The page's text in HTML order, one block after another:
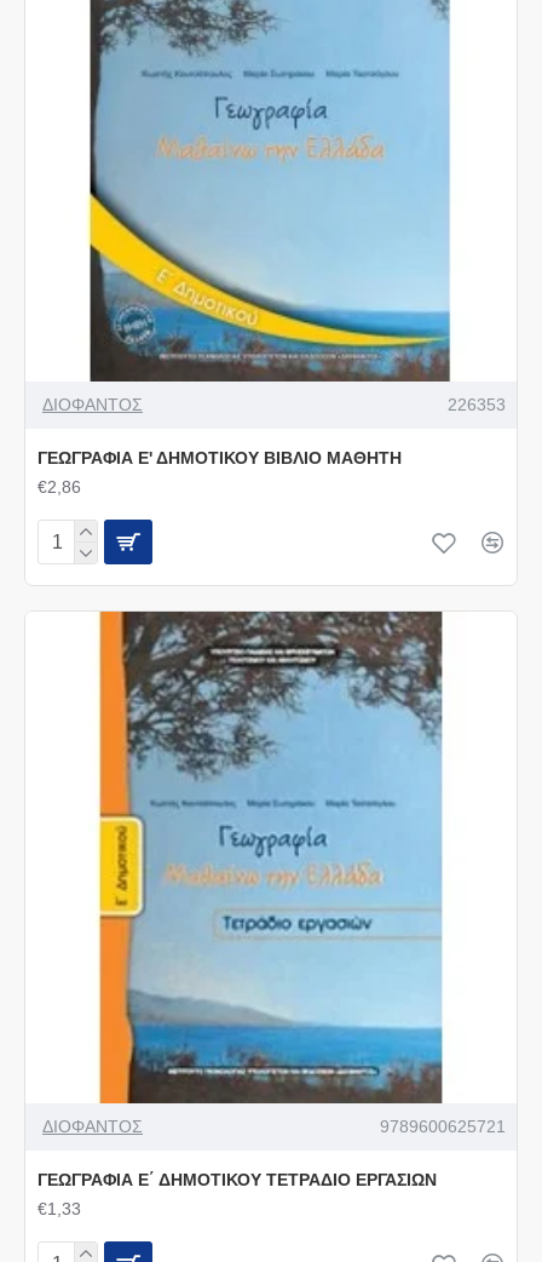
ΔΙΟΦΑΝΤΟΣ 226353
ΓΕΩΓΡΑΦΙΑ Ε' ΔΗΜΟΤΙΚΟΥ ΒΙΒΛΙΟ ΜΑΘΗΤΗ
€2,86
ΔΙΟΦΑΝΤΟΣ 9789600625721
ΓΕΩΓΡΑΦΙΑ Ε΄ ΔΗΜΟΤΙΚΟΥ ΤΕΤΡΑΔΙΟ ΕΡΓΑΣΙΩΝ
€1,33